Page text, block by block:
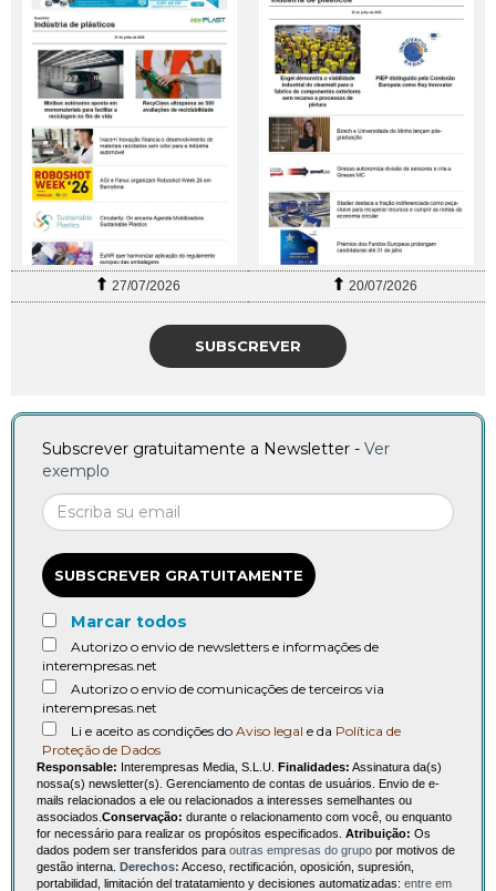
27/07/2026 20/07/2026
SUBSCREVER
Subscrever gratuitamente a Newsletter - Ver
exemplo
SUBSCREVER GRATUITAMENTE
Marcar todos
Autorizo o envio de newsletters e informações de
interempresas.net
Autorizo o envio de comunicações de terceiros via
interempresas.net
Li e aceito as condições do Aviso legal e da Política de
Proteção de Dados
Responsable: Interempresas Media, S.L.U. Finalidades: Assinatura da(s)
nossa(s) newsletter(s). Gerenciamento de contas de usuários. Envio de e-
mails relacionados a ele ou relacionados a interesses semelhantes ou
associados. Conservação: durante o relacionamento com você, ou enquanto
for necessário para realizar os propósitos especificados. Atribuição: Os
dados podem ser transferidos para outras empresas do grupo por motivos de
gestão interna. Derechos: Acceso, rectificación, oposición, supresión,
portabilidad, limitación del tratatamiento y decisiones automatizadas: entre em